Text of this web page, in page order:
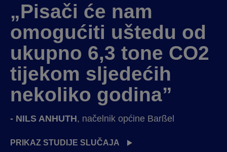
„Pisači će nam
omogućiti uštedu od
ukupno 6,3 tone CO2
tijekom sljedećih
nekoliko godina”
- NILS ANHUTH, načelnik općine Barßel
PRIKAZ STUDIJE SLUČAJA